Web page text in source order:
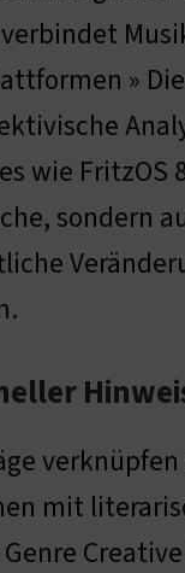
verbindet
»
wie FritzOS
sondern
mit